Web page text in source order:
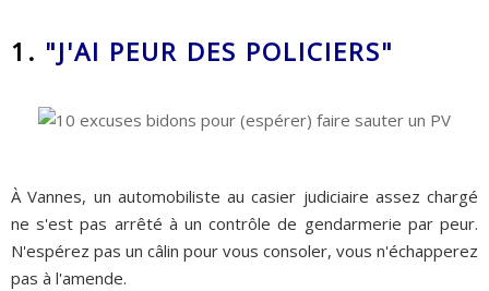
1. "J'AI PEUR DES POLICIERS"
À Vannes, un automobiliste au casier judiciaire assez chargé
ne s'est pas arrêté à un contrôle de gendarmerie par peur.
N'espérez pas un câlin pour vous consoler, vous n'échapperez
pas à l'amende.